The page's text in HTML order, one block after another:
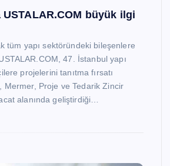
USTALAR.COM büyük ilgi
tüm yapı sektöründeki bileşenlere
47. İstanbul yapı
projelerini tanıtma fırsatı
Mermer, Proje ve Tedarik Zincir
alanında geliştirdiği…